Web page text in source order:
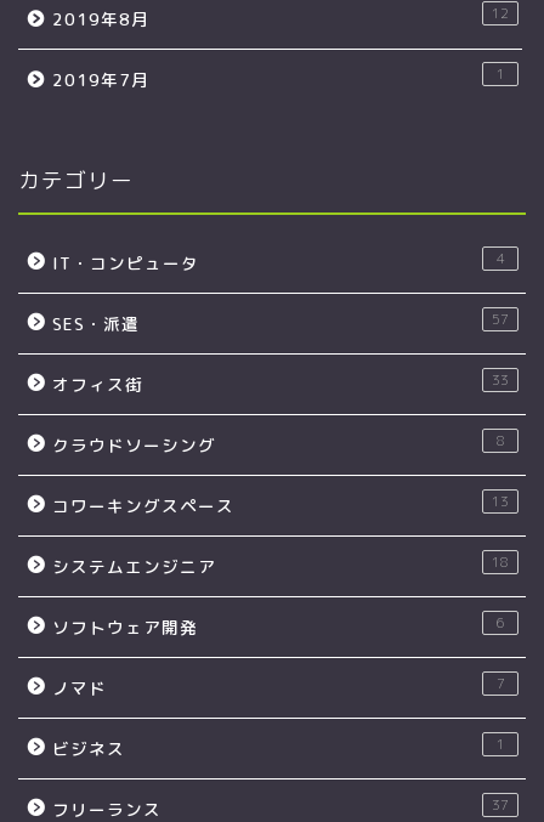
2019年8月 12
2019年7月 1
カテゴリー
IT・コンピュータ 4
SES・派遣 57
オフィス街 33
クラウドソーシング 8
コワーキングスペース 13
システムエンジニア 18
ソフトウェア開発 6
ノマド 7
ビジネス 1
フリーランス 37